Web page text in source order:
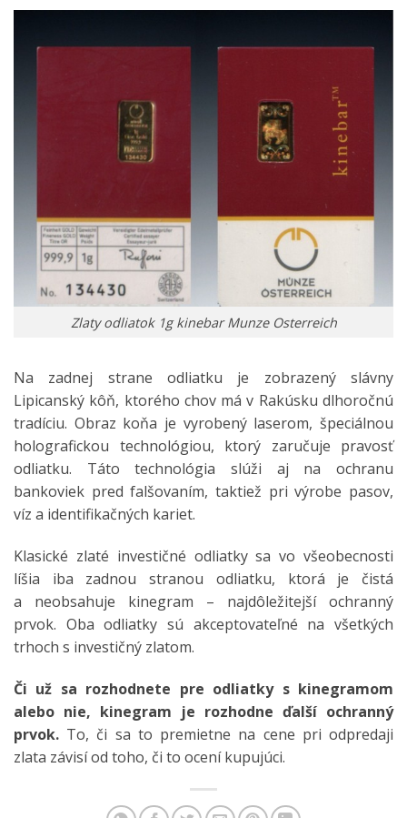
Zlaty odliatok 1g kinebar Munze Osterreich
Na zadnej strane odliatku je zobrazený slávny
Lipicanský kôň, ktorého chov má v Rakúsku dlhoročnú
tradíciu. Obraz koňa je vyrobený laserom, špeciálnou
holografickou technológiou, ktorý zaručuje pravosť
odliatku. Táto technológia slúži aj na ochranu
bankoviek pred falšovaním, taktiež pri výrobe pasov,
víz a identifikačných kariet.
Klasické zlaté investičné odliatky sa vo všeobecnosti
líšia iba zadnou stranou odliatku, ktorá je čistá
a neobsahuje kinegram – najdôležitejší ochranný
prvok. Oba odliatky sú akceptovateľné na všetkých
trhoch s investičný zlatom.
Či už sa rozhodnete pre odliatky s kinegramom
alebo nie, kinegram je rozhodne ďalší ochranný
prvok. To, či sa to premietne na cene pri odpredaji
zlata závisí od toho, či to ocení kupujúci.